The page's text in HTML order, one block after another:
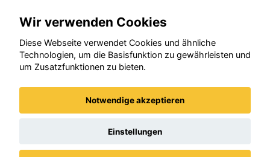
Opel Crossland (X)
Wir verwenden Cookies
Diese Webseite verwendet Cookies und ähnliche
Technologien, um die Basisfunktion zu gewährleisten und
um Zusatzfunktionen zu bieten.
Notwendige akzeptieren
Einstellungen